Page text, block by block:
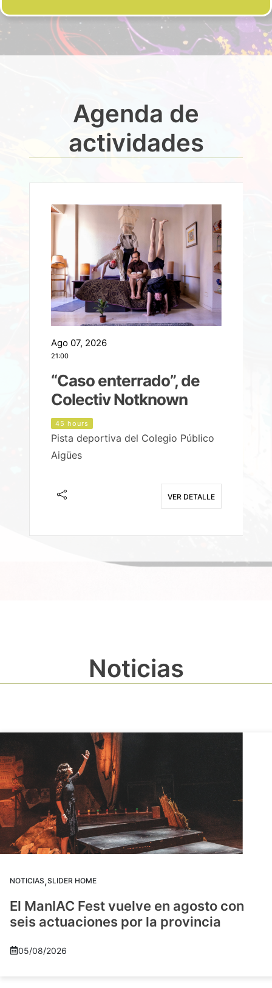
Agenda de
actividades
Ago 07, 2026
21:00
“Caso enterrado”, de
Colectiv Notknown
45 hours
Pista deportiva del Colegio Público
Aigües
VER DETALLE
Noticias
NOTICIAS,SLIDER HOME
El ManIAC Fest vuelve en agosto con
seis actuaciones por la provincia
05/08/2026